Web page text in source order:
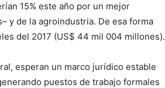
15% este año por un mejor
y de la agroindustria. De esa forma
del 2017 (US$ 44 mil 004 millones).
esperan un marco jurídico estable
puestos de trabajo formales